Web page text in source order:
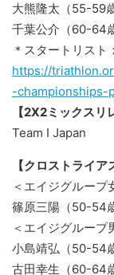
大熊隆太（55-59
千葉公介（60-64
＊スタートリスト：
https://
-championships-
【2X2ミックスリ
Team I Japan
【クロストライア
＜エイジグループ
篠原三陽（50-54
＜エイジグループ
小島靖弘（50-54
古田幸生（60-64